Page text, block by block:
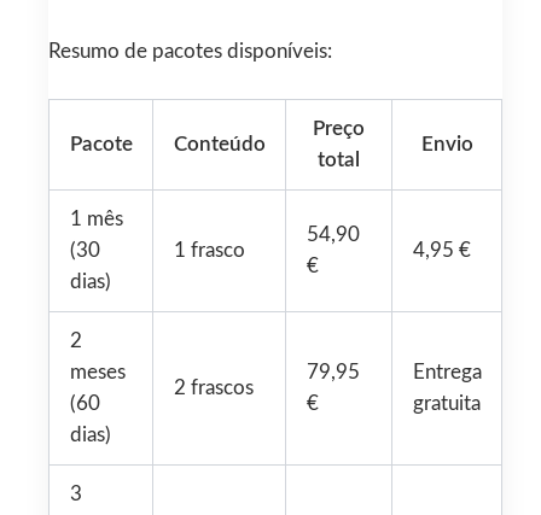
Resumo de pacotes disponíveis:
Pacote Conteúdo
Preço
total
Envio
1 mês
(30
dias)
1 frasco
54,90
€
4,95 €
2
meses
(60
dias)
2 frascos
79,95
€
Entrega
gratuita
3